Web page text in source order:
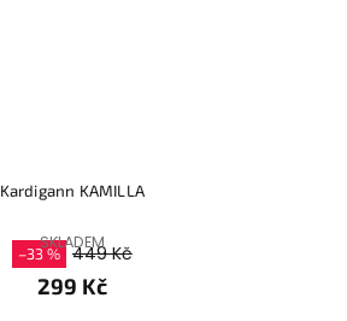
Kardigann KAMILLA
SKLADEM
–33 % 449 Kč
299 Kč